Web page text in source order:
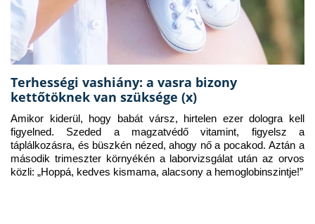
Terhességi vashiány: a vasra bizony
kettőtöknek van szüksége (x)
Amikor kiderül, hogy babát vársz, hirtelen ezer dologra kell
figyelned. Szeded a magzatvédő vitamint, figyelsz a
táplálkozásra, és büszkén nézed, ahogy nő a pocakod. Aztán a
második trimeszter környékén a laborvizsgálat után az orvos
közli: „Hoppá, kedves kismama, alacsony a hemoglobinszintje!”